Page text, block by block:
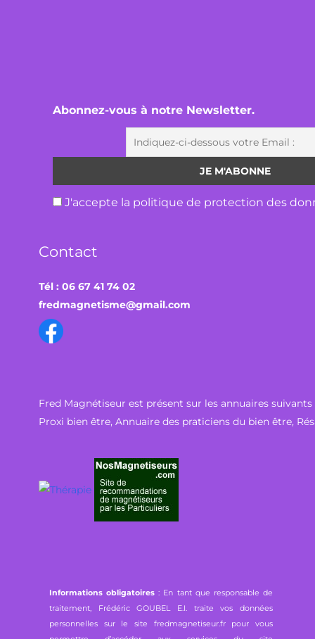
Abonnez-vous à notre Newsletter.
J'accepte la politique de protection des
Contact
Tél : 06 67 41 74 02
fredmagnetisme@gmail.com
Fred Magnétiseur est présent sur les annuaires suivants
Proxi bien être, Annuaire des praticiens du bien être,
Informations obligatoires : En tant que responsable de
traitement, Frédéric GOUBEL E.I. traite vos données
personnelles sur le site fredmagnetiseur.fr pour vous